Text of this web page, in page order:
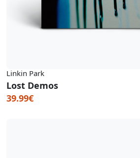
Linkin Park
Lost Demos
39.99€